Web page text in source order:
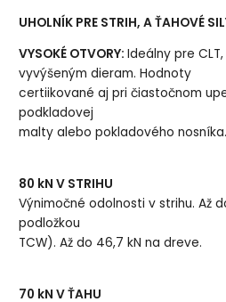
UHOLNÍK PRE STRIH, A ŤAHOVÉ
VYSOKÉ OTVORY:Ideálny pre
vyvýšeným dieram. Hodnoty
certiikované aj pri čiastočnom
podkladovej
malty alebo pokladového nosníka.
80 kN V STRIHU
Výnimočné odolnosti v strihu. Až
podložkou
TCW). Až do 46,7 kN na dreve.
70 kN V ŤAHU